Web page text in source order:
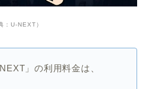
：U-NEXT）
」の利用料金は、